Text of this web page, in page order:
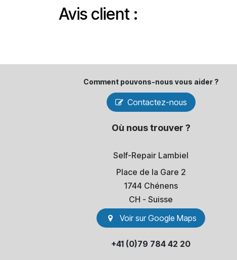
Avis client :
Comment pouvons-​nous vous aider ?
Contactez-nous
Où nous trouver ?
Self-Repair Lambiel
Place de la Gare 2
1744 Chénens
​CH - Suisse
Voir sur Go​​ogle Maps
+41 (0)79 784 42 20